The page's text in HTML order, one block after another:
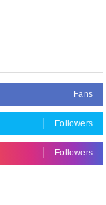
Fans
Followers
Followers